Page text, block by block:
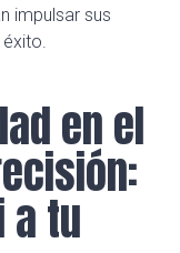
impulsar sus
en el
a tu